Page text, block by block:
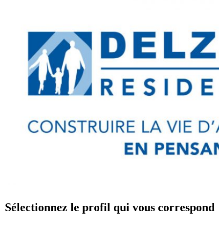
Sélectionnez le profil qui vous correspond